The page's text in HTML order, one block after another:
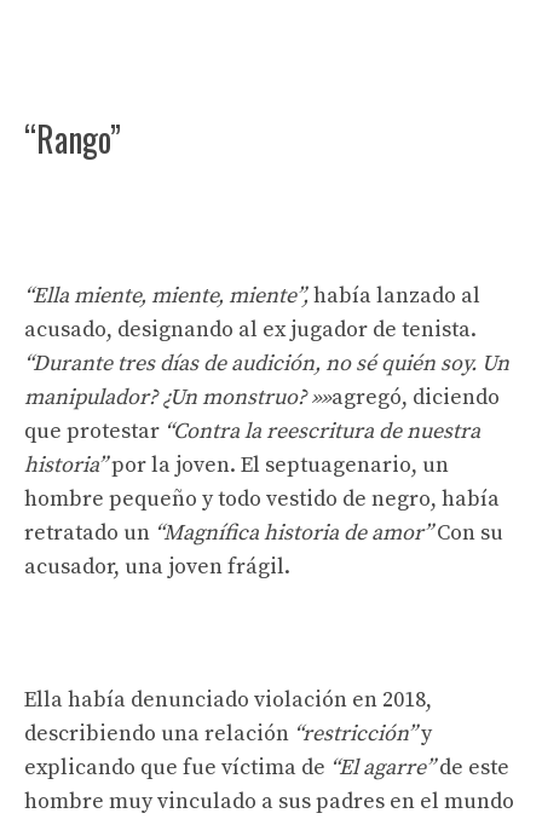
“Rango”
“Ella miente, miente, miente”,había lanzado al
acusado, designando al ex jugador de tenista.
“Durante tres días de audición, no sé quién soy. Un
manipulador? ¿Un monstruo? »»agregó, diciendo
que protestar “Contra la reescritura de nuestra
historia”por la joven. El septuagenario, un
hombre pequeño y todo vestido de negro, había
retratado un “Magnífica historia de amor”Con su
acusador, una joven frágil.
Ella había denunciado violación en 2018,
describiendo una relación “restricción”y
explicando que fue víctima de “El agarre”de este
hombre muy vinculado a sus padres en el mundo